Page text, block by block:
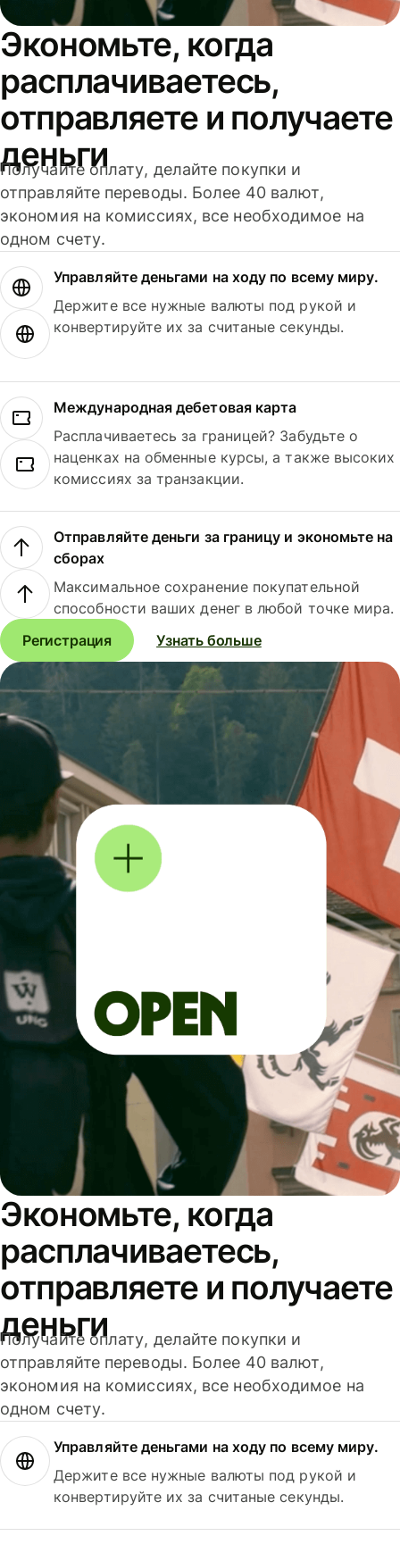
Экономьте, когда
расплачиваетесь,
отправляете и получаете
деньги
Получайте оплату, делайте покупки и
отправляйте переводы. Более 40 валют,
экономия на комиссиях, все необходимое на
одном счету.
Управляйте деньгами на ходу по всему миру.
Держите все нужные валюты под рукой и
конвертируйте их за считаные секунды.
Международная дебетовая карта
Расплачиваетесь за границей? Забудьте о
наценках на обменные курсы, а также высоких
комиссиях за транзакции.
Отправляйте деньги за границу и экономьте на
сборах
Максимальное сохранение покупательной
способности ваших денег в любой точке мира.
Регистрация
Узнать больше
Экономьте, когда
расплачиваетесь,
отправляете и получаете
деньги
Получайте оплату, делайте покупки и
отправляйте переводы. Более 40 валют,
экономия на комиссиях, все необходимое на
одном счету.
Управляйте деньгами на ходу по всему миру.
Держите все нужные валюты под рукой и
конвертируйте их за считаные секунды.